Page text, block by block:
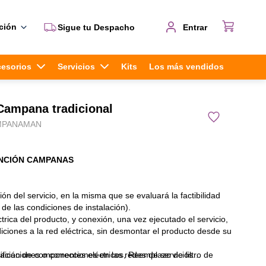
Sigue tu Despacho Entrar
Servicios Kits Los más vendidos
tradicional
CAMPANAS
del servicio, en la misma que se evaluará la factibilidad
las condiciones de instalación).
del producto, y conexión, una vez ejecutado el servicio,
a la red eléctrica, sin desmontar el producto desde su
de componentes eléctricos, Reemplazo de filtro de
o correcciones en las redes de servicios